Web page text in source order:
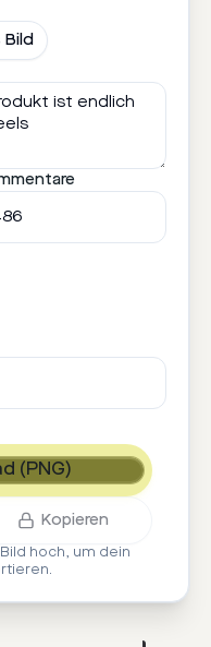
Bild
·
(PNG)
Kopieren
hoch, um dein